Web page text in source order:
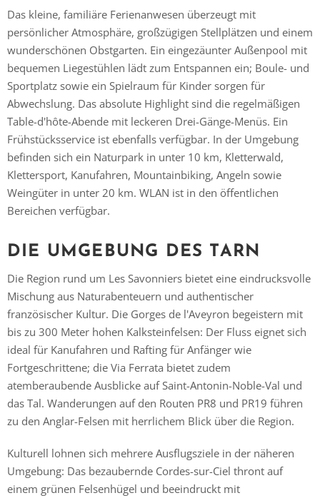
Das kleine, familiäre Ferienanwesen überzeugt mit
persönlicher Atmosphäre, großzügigen Stellplätzen und einem
wunderschönen Obstgarten. Ein eingezäunter Außenpool mit
bequemen Liegestühlen lädt zum Entspannen ein; Boule- und
Sportplatz sowie ein Spielraum für Kinder sorgen für
Abwechslung. Das absolute Highlight sind die regelmäßigen
Table-d'hôte-Abende mit leckeren Drei-Gänge-Menüs. Ein
Frühstücksservice ist ebenfalls verfügbar. In der Umgebung
befinden sich ein Naturpark in unter 10 km, Kletterwald,
Klettersport, Kanufahren, Mountainbiking, Angeln sowie
Weingüter in unter 20 km. WLAN ist in den öffentlichen
Bereichen verfügbar.
DIE UMGEBUNG DES TARN
Die Region rund um Les Savonniers bietet eine eindrucksvolle
Mischung aus Naturabenteuern und authentischer
französischer Kultur. Die Gorges de l'Aveyron begeistern mit
bis zu 300 Meter hohen Kalksteinfelsen: Der Fluss eignet sich
ideal für Kanufahren und Rafting für Anfänger wie
Fortgeschrittene; die Via Ferrata bietet zudem
atemberaubende Ausblicke auf Saint-Antonin-Noble-Val und
das Tal. Wanderungen auf den Routen PR8 und PR19 führen
zu den Anglar-Felsen mit herrlichem Blick über die Region.
Kulturell lohnen sich mehrere Ausflugsziele in der näheren
Umgebung: Das bezaubernde Cordes-sur-Ciel thront auf
einem grünen Felsenhügel und beeindruckt mit
Vielen Dank für das Abonnieren unseres Newsletters.